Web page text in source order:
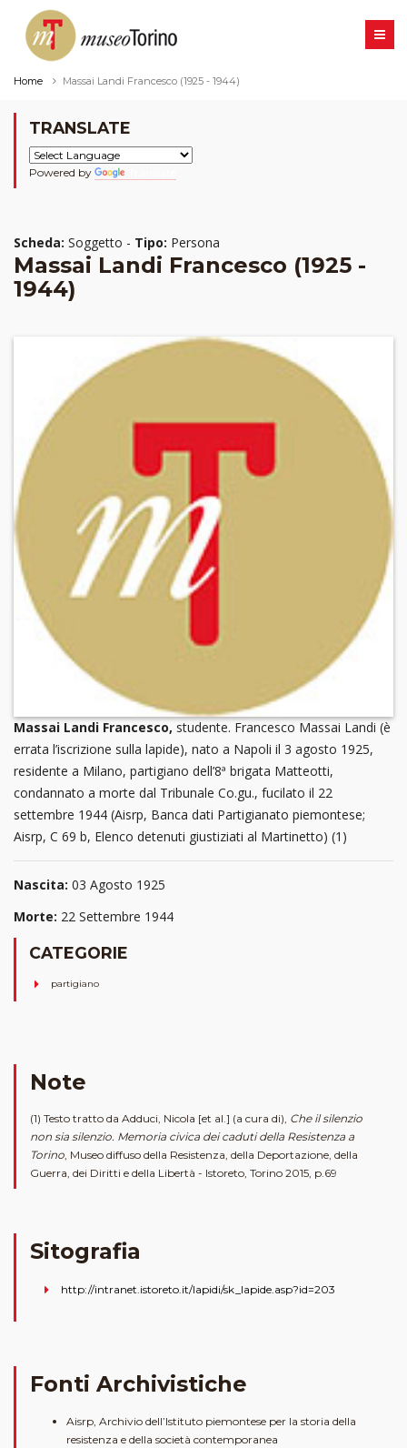
Home Massai Landi Francesco (1925 - 1944)
TRANSLATE
Powered by
Scheda: Soggetto - Tipo: Persona
Massai Landi Francesco (1925 -
1944)
Massai Landi Francesco, studente. Francesco Massai Landi (è
errata l’iscrizione sulla lapide), nato a Napoli il 3 agosto 1925,
residente a Milano, partigiano dell’8ª brigata Matteotti,
condannato a morte dal Tribunale Co.gu., fucilato il 22
settembre 1944 (Aisrp, Banca dati Partigianato piemontese;
Aisrp, C 69 b, Elenco detenuti giustiziati al Martinetto) (1)
Nascita: 03 Agosto 1925
Morte: 22 Settembre 1944
CATEGORIE
partigiano
Note
(1) Testo tratto da Adduci, Nicola [et al.] (a cura di), Che il silenzio
non sia silenzio. Memoria civica dei caduti della Resistenza a
Torino, Museo diffuso della Resistenza, della Deportazione, della
Guerra, dei Diritti e della Libertà - Istoreto, Torino 2015, p.69
Sitografia
http://intranet.istoreto.it/lapidi/sk_lapide.asp?id=203
Fonti Archivistiche
Aisrp, Archivio dell’Istituto piemontese per la storia della
resistenza e della società contemporanea